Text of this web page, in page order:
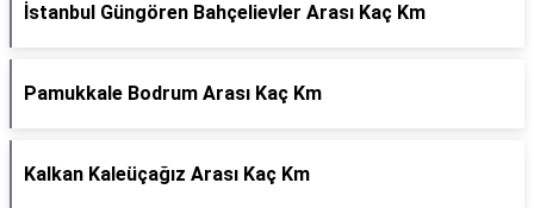
İstanbul Güngören Bahçelievler Arası Kaç Km
Pamukkale Bodrum Arası Kaç Km
Kalkan Kaleüçağız Arası Kaç Km